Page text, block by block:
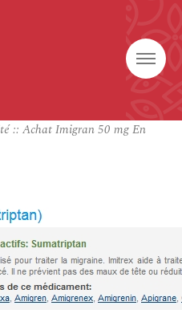
:: Achat Imigran 50 mg En